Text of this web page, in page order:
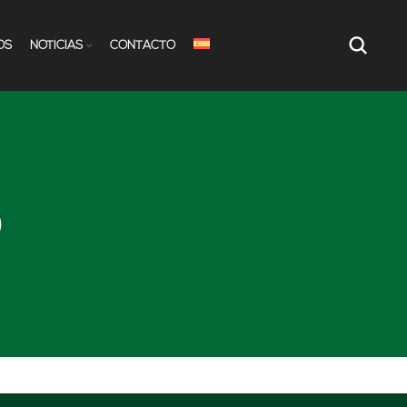
NOTÍCIAS CONTACTO